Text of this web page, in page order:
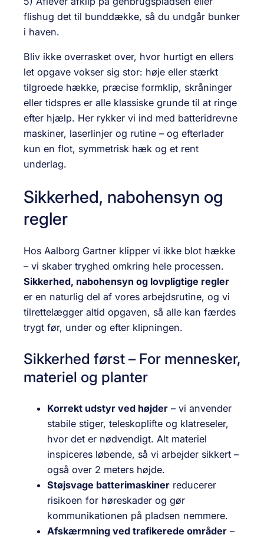
flishug det til bunddække, så du undgår bunker
i haven.
Bliv ikke overrasket over, hvor hurtigt en ellers
let opgave vokser sig stor: høje eller stærkt
tilgroede hække, præcise formklip, skråninger
eller tidspres er alle klassiske grunde til at ringe
efter hjælp. Her rykker vi ind med batteridrevne
maskiner, laserlinjer og rutine – og efterlader
kun en flot, symmetrisk hæk og et rent
underlag.
Sikkerhed, nabohensyn og
regler
Hos Aalborg Gartner klipper vi ikke blot hække
– vi skaber tryghed omkring hele processen.
Sikkerhed, nabohensyn og lovpligtige regler
er en naturlig del af vores arbejdsrutine, og vi
tilrettelægger altid opgaven, så alle kan færdes
trygt før, under og efter klipningen.
Sikkerhed først – For mennesker,
materiel og planter
Korrekt udstyr ved højder – vi anvender
stabile stiger, teleskoplifte og klatreseler,
hvor det er nødvendigt. Alt materiel
inspiceres løbende, så vi arbejder sikkert –
også over 2 meters højde.
Støjsvage batterimaskiner reducerer
risikoen for høreskader og gør
kommunikationen på pladsen nemmere.
Afskærmning ved trafikerede områder –